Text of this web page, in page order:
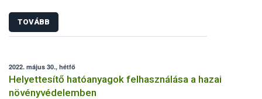
TOVÁBB
2022. május 30., hétfő
Helyettesítő hatóanyagok felhasználása a hazai
növényvédelemben